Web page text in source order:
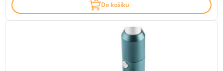
Do košíku